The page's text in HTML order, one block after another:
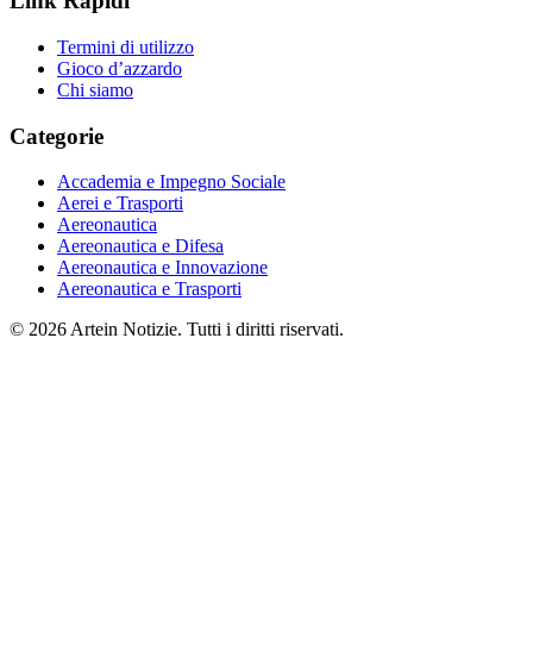
Termini di utilizzo
Gioco d’azzardo
Chi siamo
Categorie
Accademia e Impegno Sociale
Aerei e Trasporti
Aereonautica
Aereonautica e Difesa
Aereonautica e Innovazione
Aereonautica e Trasporti
© 2026 Artein Notizie. Tutti i diritti riservati.